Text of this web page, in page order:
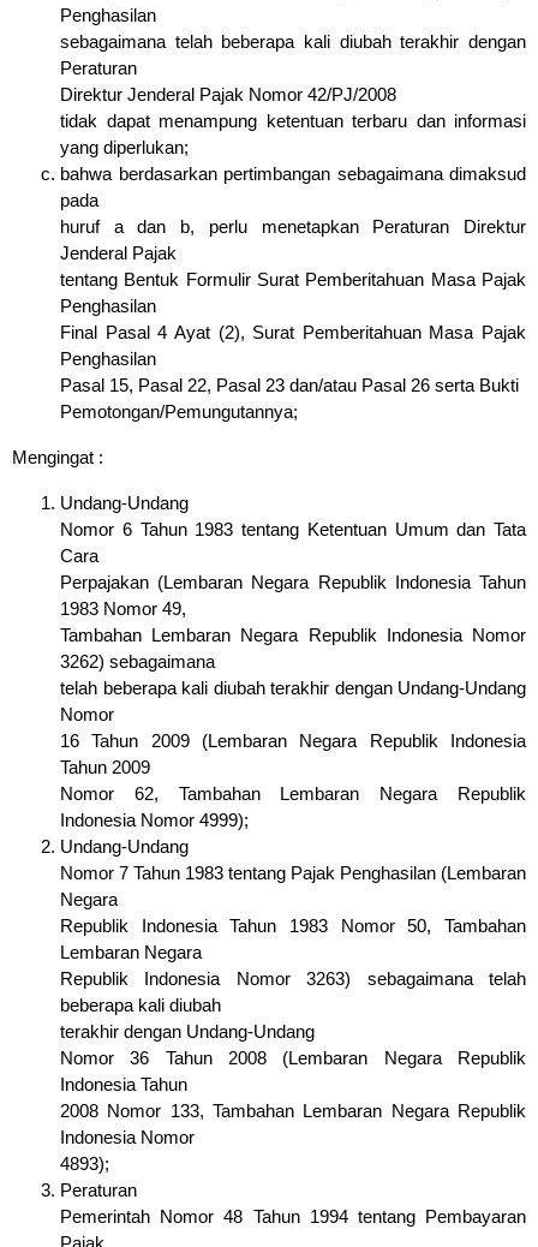
Penghasilan
sebagaimana telah beberapa kali diubah terakhir dengan
Peraturan
Direktur Jenderal Pajak Nomor 42/PJ/2008
tidak dapat menampung ketentuan terbaru dan informasi
yang diperlukan;
bahwa berdasarkan pertimbangan sebagaimana dimaksud
pada
huruf a dan b, perlu menetapkan Peraturan Direktur
Jenderal Pajak
tentang Bentuk Formulir Surat Pemberitahuan Masa Pajak
Penghasilan
Final Pasal 4 Ayat (2), Surat Pemberitahuan Masa Pajak
Penghasilan
Pasal 15, Pasal 22, Pasal 23 dan/atau Pasal 26 serta Bukti
Pemotongan/Pemungutannya;
Mengingat :
Undang-Undang
Nomor 6 Tahun 1983 tentang Ketentuan Umum dan Tata
Cara
Perpajakan (Lembaran Negara Republik Indonesia Tahun
1983 Nomor 49,
Tambahan Lembaran Negara Republik Indonesia Nomor
3262) sebagaimana
telah beberapa kali diubah terakhir dengan Undang-Undang
Nomor
16 Tahun 2009 (Lembaran Negara Republik Indonesia
Tahun 2009
Nomor 62, Tambahan Lembaran Negara Republik
Indonesia Nomor 4999);
Undang-Undang
Nomor 7 Tahun 1983 tentang Pajak Penghasilan (Lembaran
Negara
Republik Indonesia Tahun 1983 Nomor 50, Tambahan
Lembaran Negara
Republik Indonesia Nomor 3263) sebagaimana telah
beberapa kali diubah
terakhir dengan Undang-Undang
Nomor 36 Tahun 2008 (Lembaran Negara Republik
Indonesia Tahun
2008 Nomor 133, Tambahan Lembaran Negara Republik
Indonesia Nomor
4893);
Peraturan
Pemerintah Nomor 48 Tahun 1994 tentang Pembayaran
Pajak